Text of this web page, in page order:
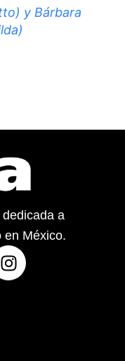
y Bárbara
a
en México.
I
n